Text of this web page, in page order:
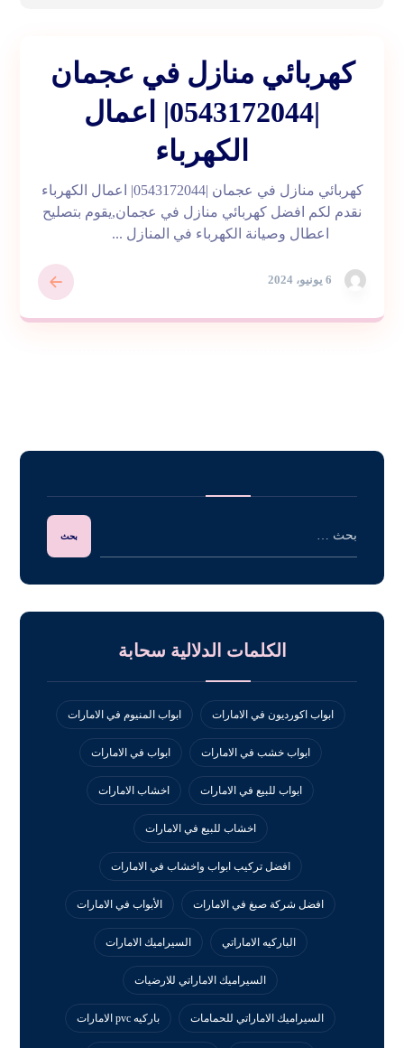
كهربائي منازل في عجمان
|0543172044| اعمال
الكهرباء
6 يونيو، 2024
كهربائي منازل في عجمان |0543172044| اعمال الكهرباء
نقدم لكم افضل كهربائي منازل في عجمان,يقوم بتصليح
اعطال وصيانة الكهرباء في المنازل ...
الكلمات الدلالية سحابة
ابواب اكورديون في الامارات ابواب المنيوم في الامارات
ابواب خشب في الامارات ابواب في الامارات
ابواب للبيع في الامارات اخشاب الامارات
اخشاب للبيع في الامارات
افضل تركيب ابواب واخشاب في الامارات
افضل شركة صبغ في الامارات الأبواب في الامارات
الباركيه الاماراتي السيراميك الامارات
السيراميك الاماراتي للارضيات
السيراميك الاماراتي للحمامات باركيه pvc الامارات